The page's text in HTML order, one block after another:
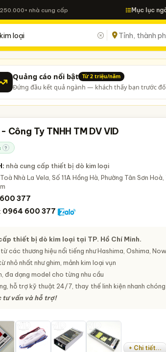
nhà cung cấp Mục lục
Quảng cáo nổi bật Từ 2 triệu/năm
Đứng đầu kết quả ngành — khách thấy bạn trước
Công Ty TNHH TM DV VID
?
nhà cung cấp thiết bị dò kim loại
Nhà La Vela, Số 11A Hồng Hà, Phường Tân Sơn Hoà,
377
0964 600 377
thiết bị dò kim loại tại TP. Hồ Chí Minh.
các thương hiệu nổi tiếng như Hashima, Oshima,
nhỏ nhất như ghim, mảnh kim loại vụn
đa dạng model cho từng nhu cầu
hỗ trợ kỹ thuật 24/7, thay thế linh kiện nhanh chóng
tư vấn và hỗ trợ!
+ Chi tiết...